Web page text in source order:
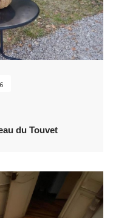
du Touvet